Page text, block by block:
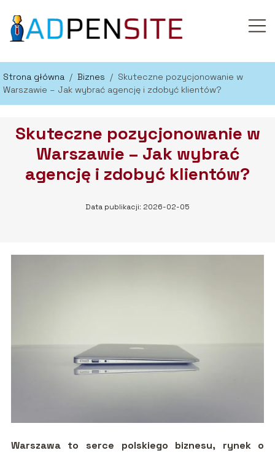
Strona główna / Biznes / Skuteczne pozycjonowanie w
Warszawie – Jak wybrać agencję i zdobyć klientów?
Skuteczne pozycjonowanie w
Warszawie – Jak wybrać
agencję i zdobyć klientów?
Data publikacji: 2026-02-05
Warszawa to serce polskiego biznesu, rynek o